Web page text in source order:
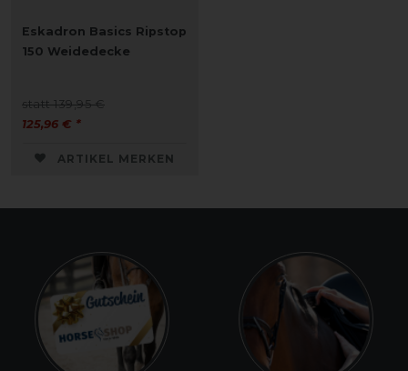
Eskadron Basics Ripstop
150 Weidedecke
statt 139,95 €
125,96 € *
ARTIKEL MERKEN